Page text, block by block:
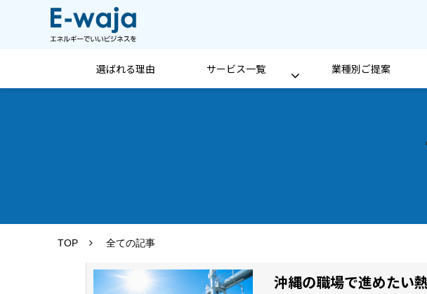
選ばれる理由 サービス一覧 業種別ご提案
TOP 全ての記事
沖縄の職場で進めたい